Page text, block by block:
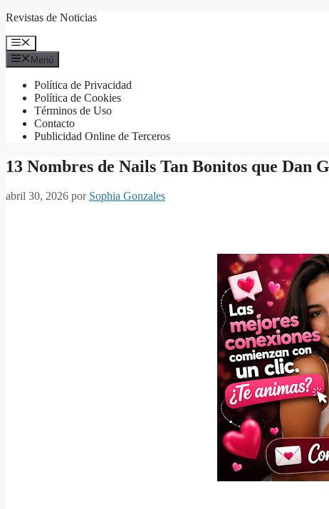
Saltar
contenido
Revistas de Noticias
Menú
Menú
Política de Privacidad
Política de Cookies
Términos de Uso
Contacto
Publicidad Online de Terceros
13 Nombres de Nails Tan Bonitos que Dan
abril 30, 2026 por Sophia Gonzales